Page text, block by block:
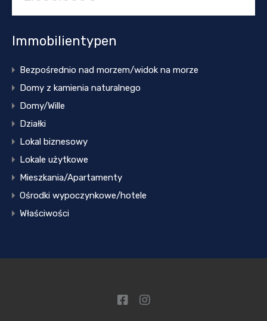
Immobilientypen
Bezpośrednio nad morzem/widok na morze
Domy z kamienia naturalnego
Domy/Wille
Działki
Lokal biznesowy
Lokale użytkowe
Mieszkania/Apartamenty
Ośrodki wypoczynkowe/hotele
Właściwości